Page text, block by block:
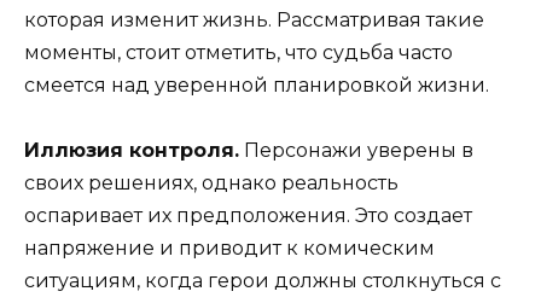
которая изменит жизнь. Рассматривая такие
моменты, стоит отметить, что судьба часто
смеется над уверенной планировкой жизни.
Иллюзия контроля. Персонажи уверены в
своих решениях, однако реальность
оспаривает их предположения. Это создает
напряжение и приводит к комическим
ситуациям, когда герои должны столкнуться с